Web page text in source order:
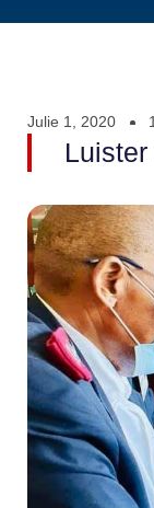
Julie 1, 2020